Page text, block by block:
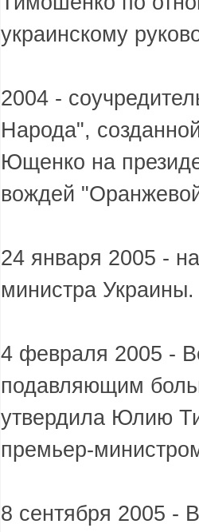
украинскому
2004 -
Народа",
Ющенко на
вождей
24 января 2005 -
министра Украины.
4 февраля 2005 -
подавляющим
утвердила Юлию
премьер-
8 сентября 2005 -